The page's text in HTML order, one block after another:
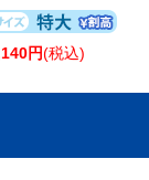
円(税込)